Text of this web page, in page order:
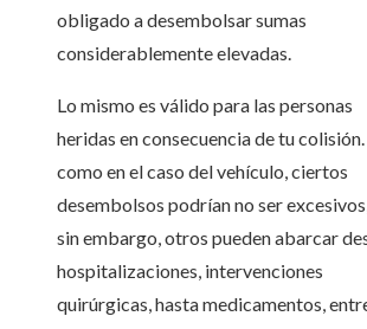
obligado a desembolsar sumas
considerablemente elevadas.
Lo mismo es válido para las personas
heridas en consecuencia de tu
como en el caso del vehículo, ciertos
desembolsos podrían no ser
sin embargo, otros pueden abarcar
hospitalizaciones, intervenciones
quirúrgicas, hasta medicamentos,